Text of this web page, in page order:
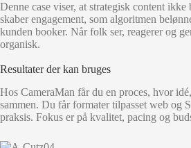
Denne case viser, at strategisk content
skaber engagement, som algoritmen
kunden booker. Når folk ser, reagerer og
organisk.
Resultater der kan bruges
Hos CameraMan får du en proces, hvor
sammen. Du får formater tilpasset web og
praksis. Fokus er på kvalitet, pacing og